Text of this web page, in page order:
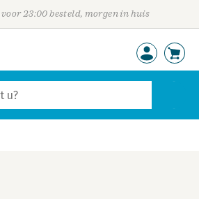
23:00 besteld, morgen in huis